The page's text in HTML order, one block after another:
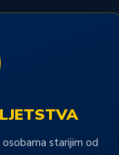
starijim od